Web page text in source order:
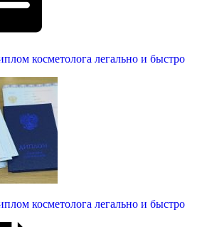
косметолога легально и быстро
косметолога легально и быстро